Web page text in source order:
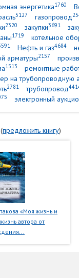
энергетика1760
5127 газопровод
2320 закупки3691
1719 котельное
Нефть и газ4684
арматуры2157
1513 ремонтные
на трубопроводную
2781 трубопровод
электронный
(предложить книгу)
«Моя жизнь и
автора от